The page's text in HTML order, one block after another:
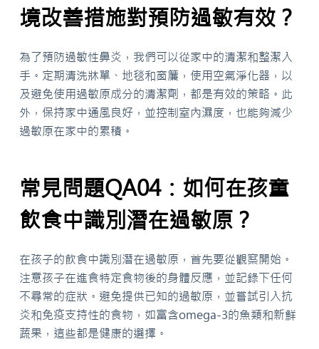
境改善措施對預防過敏有效？
為了預防過敏性鼻炎，我們可以從家中的清潔和整潔入
手。定期清洗牀單、地毯和窗簾，使用空氣淨化器，以
及避免使用過敏原成分的清潔劑，都是有效的策略。此
外，保持家中通風良好，並控制室內濕度，也能夠減少
過敏原在家中的累積。
常見問題QA04：如何在孩童
飲食中識別潛在過敏原？
在孩子的飲食中識別潛在過敏原，首先要從觀察開始。
注意孩子在進食特定食物後的身體反應，並記錄下任何
不尋常的症狀。避免提供已知的過敏原，並嘗試引入抗
炎和免疫支持性的食物，如富含omega-3的魚類和新鮮
蔬果，這些都是健康的選擇。